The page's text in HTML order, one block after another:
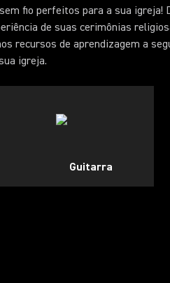
fio perfeitos para a sua igreja!
de suas cerimônias
recursos de aprendizagem a
igreja.
Guitarra